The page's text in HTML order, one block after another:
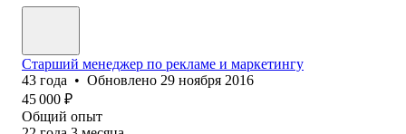
Старший менеджер по рекламе и маркетингу
43 года • Обновлено 29 ноября 2016
45 000 ₽
Общий опыт